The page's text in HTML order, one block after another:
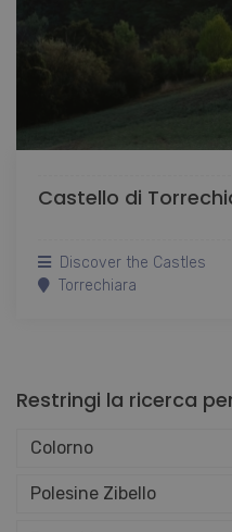
Castello di
Discover the Castles
Torrechiara
Restringi la ricerca
Colorno
Polesine Zibello